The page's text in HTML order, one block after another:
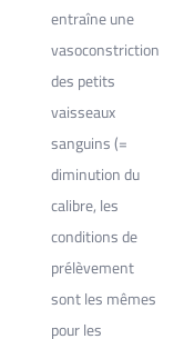
entraîne une
vasoconstriction
des petits
vaisseaux
sanguins (=
diminution du
calibre, les
conditions de
prélèvement
sont les mêmes
pour les